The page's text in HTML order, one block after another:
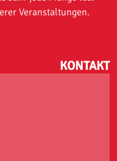
Veranstaltungen.
KONTAKT